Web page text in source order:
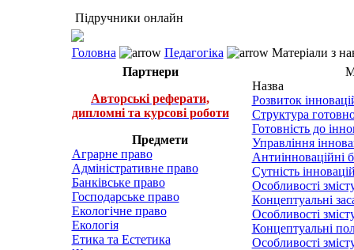
Підручники онлайн
Головна Педагогіка
Матеріали з
Партнери
Авторські реферати,
дипломні та курсові роботи
Предмети
Аграрне право
Адміністративне право
Банківське право
Господарське право
Екологічне право
Екологія
Етика та Естетика
Назва
Розвиток
Структура
Готовність до
Управління
Антиінноваційні
Сутність
Особливості
Концептуальні
Особливості
Концептуальні
Особливості